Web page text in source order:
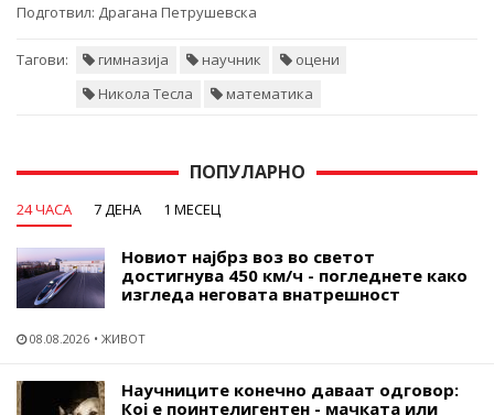
Подготвил: Драгана Петрушевска
Тагови: гимназија научник
оцени
Никола Тесла
математика
ПОПУЛАРНО
24 ЧАСА 7 ДЕНА 1 МЕСЕЦ
Новиот најбрз воз во светот
достигнува 450 км/ч - погледнете како
изгледа неговата внатрешност
08.08.2026 ЖИВОТ
Научниците конечно даваат одговор:
Кој е поинтелигентен - мачката или